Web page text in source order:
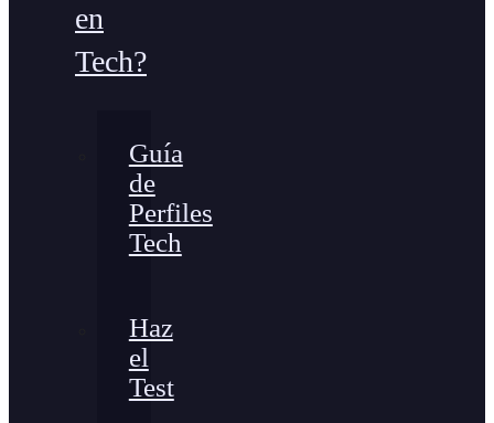
en
Tech?
Guía
de
Perfiles
Tech
Haz
el
Test